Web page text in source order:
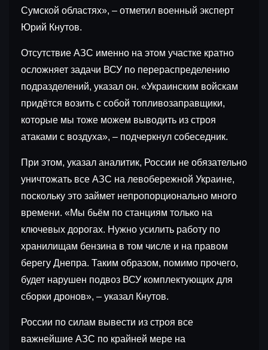
Сумской областях», – отметил военный эксперт
Юрий Кнутов.
Отсутствие АЗС именно на этом участке кратно
осложняет задачи ВСУ по перераспределению
подразделений, указал он. «Украинским войскам
придётся возить с собой топливозаправщики,
которые мы тоже можем выводить из строя
атаками с воздуха», – подчеркнул собеседник.
При этом, указал аналитик, России не обязательно
уничтожать все АЗС на левобережной Украине,
поскольку это займет непропорционально много
времени. «Мы бьём по станциям только на
ключевых дорогах. Нужно усилить работу по
хранилищам бензина в том числе и на правом
берегу Днепра. Таким образом, помимо прочего,
будет нарушен подвоз ВСУ комплектующих для
сборки дронов», – указал Кнутов.
России по силам вывести из строя все
важнейшие АЗС по крайней мере на